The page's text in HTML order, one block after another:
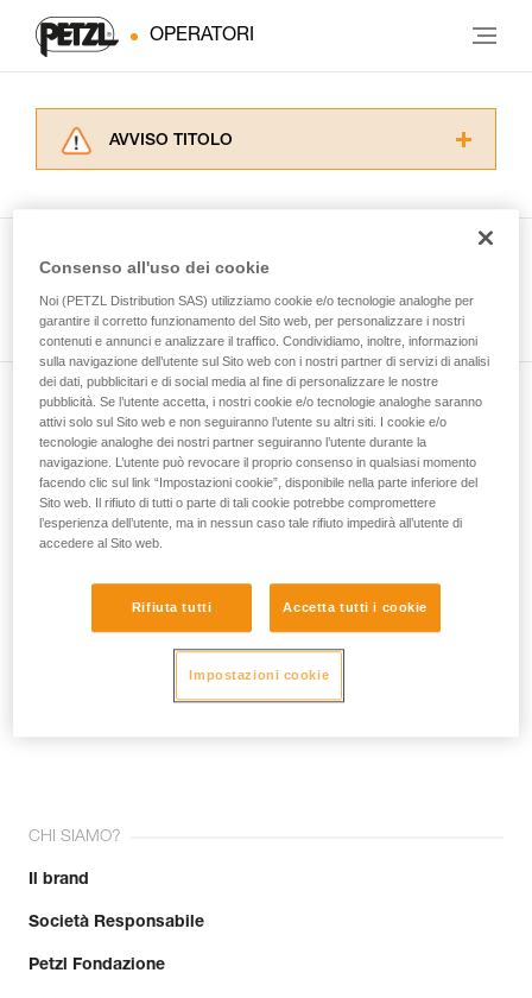
OPERATORI
AVVISO TITOLO
La padronanza di queste tecniche richiede una
formazione ed un addestramento specifico.
Verificate con un professionista la vostra
capacità di rifare la manovra, da soli, in piena
sicurezza, prima di riprodurla autonomamente.
Forniamo esempi di tecniche relative alla vostra
attività. Ne possono esistere altre che non
vengono qui descritte.
Guarda tutti i consigli tecnici
Iscriviti alla newsletter
e rimani connesso alle nostre novità
E-mail *
Unisciti alla community!
CHI SIAMO?
Il brand
Società Responsabile
Petzl Fondazione
Consenso all'uso dei cookie
Noi (PETZL Distribution SAS) utilizziamo cookie e/o tecnologie analoghe per
garantire il corretto funzionamento del Sito web, per personalizzare i nostri
contenuti e annunci e analizzare il traffico. Condividiamo, inoltre, informazioni
sulla navigazione dell’utente sul Sito web con i nostri partner di servizi di analisi
dei dati, pubblicitari e di social media al fine di personalizzare le nostre
pubblicità. Se l’utente accetta, i nostri cookie e/o tecnologie analoghe saranno
attivi solo sul Sito web e non seguiranno l’utente su altri siti. I cookie e/o
tecnologie analoghe dei nostri partner seguiranno l’utente durante la
navigazione. L’utente può revocare il proprio consenso in qualsiasi momento
facendo clic sul link “Impostazioni cookie”, disponibile nella parte inferiore del
Sito web. Il rifiuto di tutti o parte di tali cookie potrebbe compromettere
l’esperienza dell’utente, ma in nessun caso tale rifiuto impedirà all’utente di
accedere al Sito web.
Rifiuta tutti Accetta tutti i cookie
Impostazioni cookie